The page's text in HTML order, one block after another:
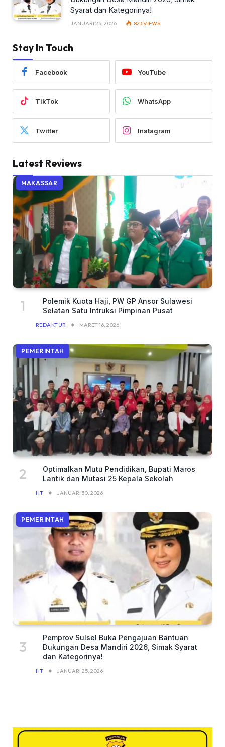
Syarat dan Kategorinya!
JANUARI 25, 2026 823VIEWS
Stay In Touch
Facebook YouTube
TikTok WhatsApp
Twitter Instagram
Latest Reviews
MAKASSAR
Polemik Kuota Haji, PW GP Ansor Sulawesi
Selatan Satu Intruksi Pimpinan Pusat
REDAKTUR MARET 16, 2026
PEMERINTAH
Optimalkan Mutu Pendidikan, Bupati Maros
Lantik dan Mutasi 25 Kepala Sekolah
HT JANUARI 30, 2026
PEMERINTAH
Pemprov Sulsel Buka Pengajuan Bantuan
Dukungan Desa Mandiri 2026, Simak Syarat
dan Kategorinya!
HT JANUARI 25, 2026